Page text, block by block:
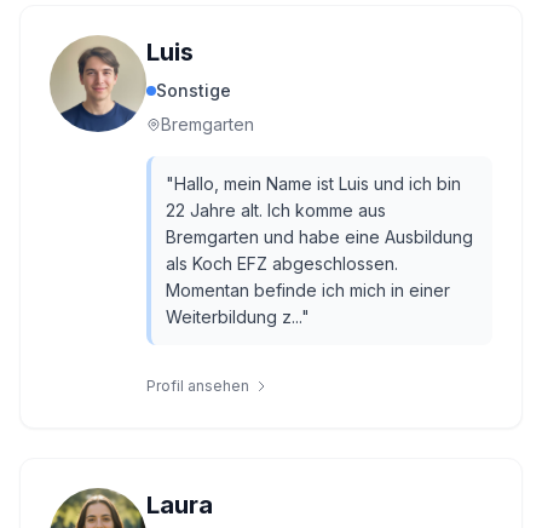
Luis
Sonstige
Bremgarten
"Hallo, mein Name ist Luis und ich bin
22 Jahre alt. Ich komme aus
Bremgarten und habe eine Ausbildung
als Koch EFZ abgeschlossen.
Momentan befinde ich mich in einer
Weiterbildung z..."
Profil ansehen
Laura